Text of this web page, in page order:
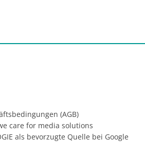
(AGB)
care for media solutions
als bevorzugte Quelle bei Google